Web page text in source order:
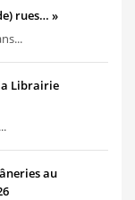
rues… »
Librairie
au